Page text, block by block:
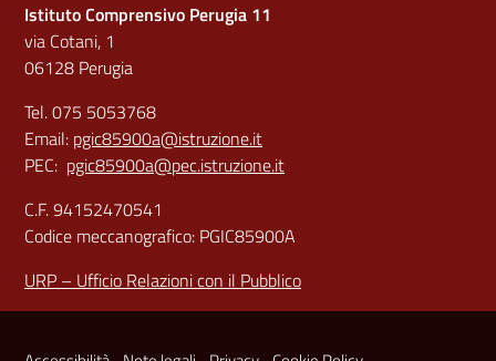
Istituto Comprensivo Perugia 11
via Cotani, 1
06128 Perugia
Tel. 075 5053768
Email: pgic85900a@istruzione.it
PEC: pgic85900a@pec.istruzione.it
C.F. 94152470541
Codice meccanografico: PGIC85900A
URP – Ufficio Relazioni con il Pubblico